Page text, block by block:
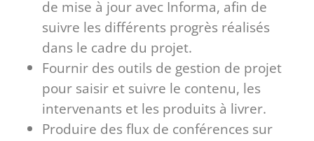
de mise à jour avec Informa, afin de
suivre les différents progrès réalisés
dans le cadre du projet.
Fournir des outils de gestion de projet
pour saisir et suivre le contenu, les
intervenants et les produits à livrer.
Produire des flux de conférences sur